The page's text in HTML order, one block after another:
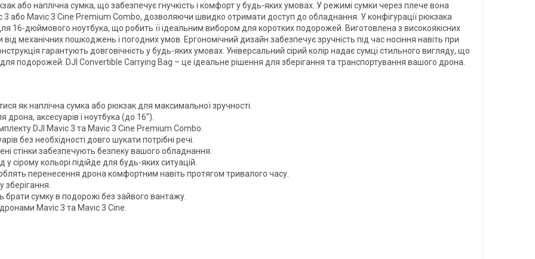
або наплічна сумка, що забезпечує гнучкість і комфорт у будь-яких умовах. У режимі сумки через плече вона
3 або Mavic 3 Cine Premium Combo, дозволяючи швидко отримати доступ до обладнання. У конфігурації рюкзака
16-дюймового ноутбука, що робить її ідеальним вибором для коротких подорожей. Виготовлена з високоякісних
механічних пошкоджень і погодних умов. Ергономічний дизайн забезпечує зручність під час носіння навіть при
гарантують довговічність у будь-яких умовах. Універсальний сірий колір надає сумці стильного вигляду, що
подорожей. DJI Convertible Carrying Bag – це ідеальне рішення для зберігання та транспортування вашого дрона.
як наплічна сумка або рюкзак для максимальної зручності.
дрона, аксесуарів і ноутбука (до 16").
DJI Mavic 3 та Mavic 3 Cine Premium Combo.
без необхідності довго шукати потрібні речі.
стінки забезпечують безпеку вашого обладнання.
сірому кольорі підійде для будь-яких ситуацій.
перенесення дрона комфортним навіть протягом тривалого часу.
зберігання.
брати сумку в подорожі без зайвого вантажу.
дронами Mavic 3 та Mavic 3 Cine.